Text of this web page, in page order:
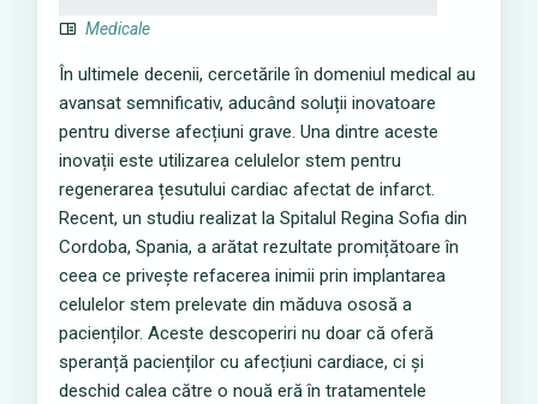
Medicale
În ultimele decenii, cercetările în domeniul medical au
avansat semnificativ, aducând soluții inovatoare
pentru diverse afecțiuni grave. Una dintre aceste
inovații este utilizarea celulelor stem pentru
regenerarea țesutului cardiac afectat de infarct.
Recent, un studiu realizat la Spitalul Regina Sofia din
Cordoba, Spania, a arătat rezultate promițătoare în
ceea ce privește refacerea inimii prin implantarea
celulelor stem prelevate din măduva ososă a
pacienților. Aceste descoperiri nu doar că oferă
speranță pacienților cu afecțiuni cardiace, ci și
deschid calea către o nouă eră în tratamentele